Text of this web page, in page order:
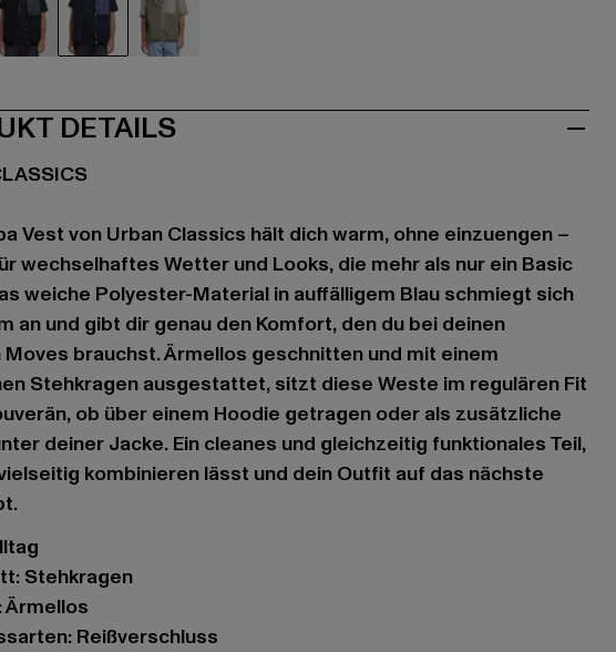
DETAILS
Vest von Urban Classics hält dich warm, ohne einzuengen –
wechselhaftes Wetter und Looks, die mehr als nur ein Basic
weiche Polyester-Material in auffälligem Blau schmiegt sich
an und gibt dir genau den Komfort, den du bei deinen
brauchst. Ärmellos geschnitten und mit einem
Stehkragen ausgestattet, sitzt diese Weste im regulären Fit
ob über einem Hoodie getragen oder als zusätzliche
deiner Jacke. Ein cleanes und gleichzeitig funktionales Teil,
kombinieren lässt und dein Outfit auf das nächste
Stehkragen
Reißverschluss